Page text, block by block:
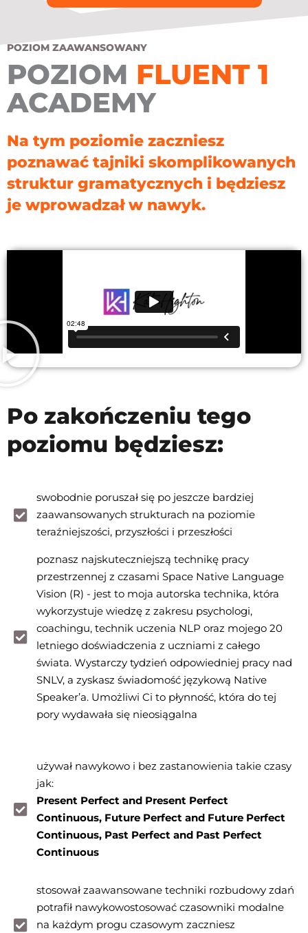
POZIOM ZAAWANSOWANY
POZIOM FLUENT 1
ACADEMY
Na tym poziomie zaczniesz
poznawać tajniki skomplikowanych
struktur gramatycznych i będziesz
je wprowadzał w nawyk.
Po zakończeniu tego
poziomu będziesz:
swobodnie poruszał się po jeszcze bardziej
zaawansowanych strukturach na poziomie
teraźniejszości, przyszłości i przeszłości
poznasz najskuteczniejszą technikę pracy
przestrzennej z czasami Space Native Language
Vision (R) - jest to moja autorska technika, która
wykorzystuje wiedzę z zakresu psychologi,
coachingu, technik uczenia NLP oraz mojego 20
letniego doświadczenia z uczniami z całego
świata. Wystarczy tydzień odpowiedniej pracy nad
SNLV, a zyskasz świadomość językową Native
Speaker’a. Umożliwi Ci to płynność, która do tej
pory wydawała się nieosiągalna
używał nawykowo i bez zastanowienia takie czasy
jak:
Present Perfect and Present Perfect
Continuous, Future Perfect and Future Perfect
Continuous, Past Perfect and Past Perfect
Continuous
stosował zaawansowane techniki rozbudowy zdań
potrafił nawykowostosować czasowniki modalne
na każdym progu czasowym zaczniesz